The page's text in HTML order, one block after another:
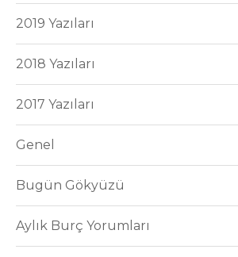
2019 Yazıları
2018 Yazıları
2017 Yazıları
Genel
Bugün Gökyüzü
Aylık Burç Yorumları